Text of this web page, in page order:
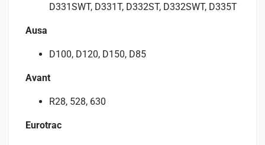
D331SWT, D331T, D332ST, D332SWT, D335T
Ausa
D100, D120, D150, D85
Avant
R28, 528, 630
Eurotrac